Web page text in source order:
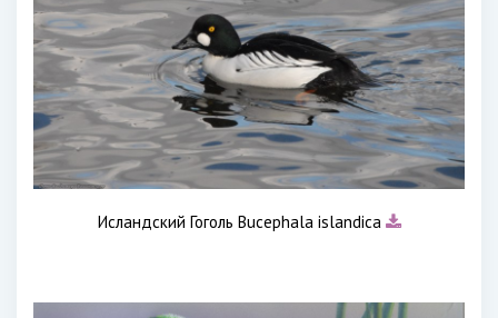
Исландский Гоголь Bucephala islandica